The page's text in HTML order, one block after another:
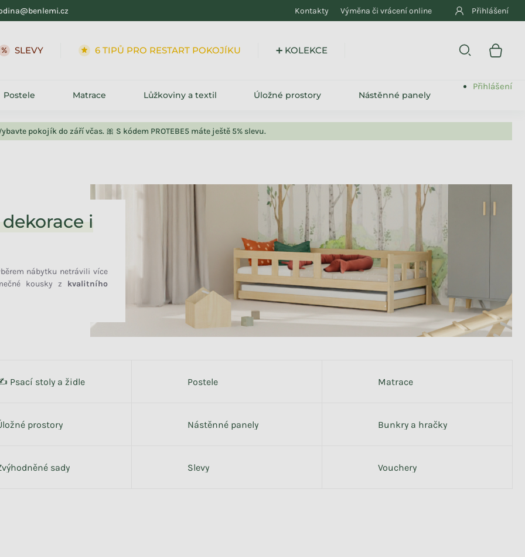
pokojík do září včas. 🎀 S kódem PROTEBE5 máte ještě 5% slevu.
Kontakty Výměna či vrácení online Přihlášení
SLEVY 6 TIPŮ PRO RESTART POKOJÍKU ➕ KOLEKCE
Postele Matrace Lůžkoviny a textil Úložné prostory Nástěnné panely
Přihlášení
i
nábytku netrávili více
kousky z kvalitního
zpět.
Psací stoly a židle Postele Matrace
prostory Nástěnné panely Bunkry a hračky
sady Slevy Vouchery